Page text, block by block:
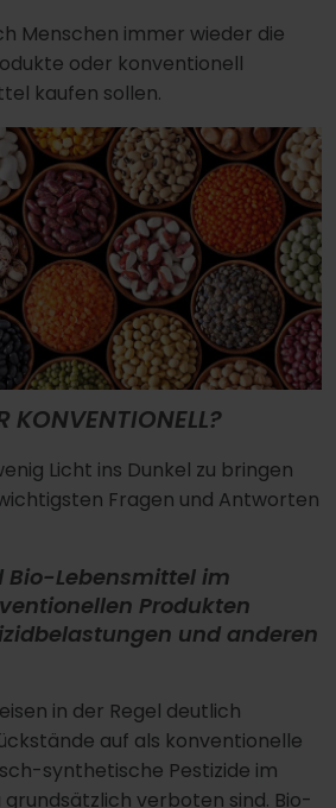
Menschen immer wieder die
oder konventionell
kaufen sollen.
KONVENTIONELL?
Licht ins Dunkel zu bringen
Fragen und Antworten
Bio-Lebensmittel im
Produkten
und anderen
in der Regel deutlich
auf als konventionelle
synthetische Pestizide im
verboten sind. Bio-